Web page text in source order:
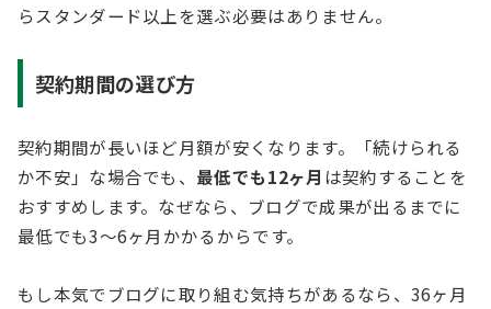
らスタンダード以上を選ぶ必要はありません。
契約期間の選び方
契約期間が長いほど月額が安くなります。「続けられる
か不安」な場合でも、 最低でも12ヶ月 は契約することを
おすすめします。なぜなら、ブログで成果が出るまでに
最低でも3〜6ヶ月かかるからです。
もし本気でブログに取り組む気持ちがあるなら、36ヶ月